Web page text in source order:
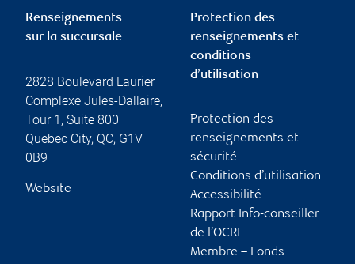
Renseignements
sur la succursale
2828 Boulevard Laurier
Complexe Jules-Dallaire,
Tour 1, Suite 800
Quebec City, QC, G1V
0B9
Website
Protection des
renseignements et
conditions
d’utilisation
Protection des
renseignements et
sécurité
Conditions d’utilisation
Accessibilité
Rapport Info-conseiller
de l’OCRI
Membre – Fonds